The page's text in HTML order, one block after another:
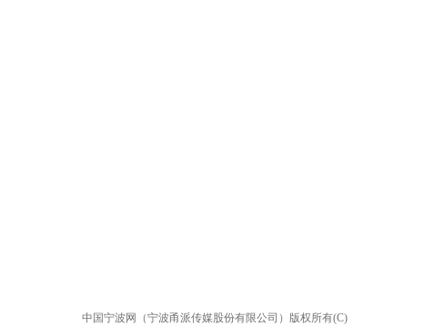
中国宁波网（宁波甬派传媒股份有限公司）版权所有(C)